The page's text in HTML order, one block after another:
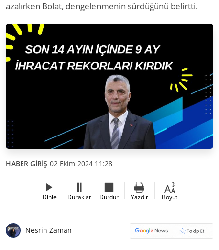
azalırken Bolat, dengelenmenin sürdüğünü belirtti.
HABER GİRİŞ 02 Ekim 2024 11:28
Dinle Duraklat Durdur Yazdır Boyut
Nesrin Zaman